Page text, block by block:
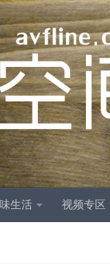
生活 视频专区